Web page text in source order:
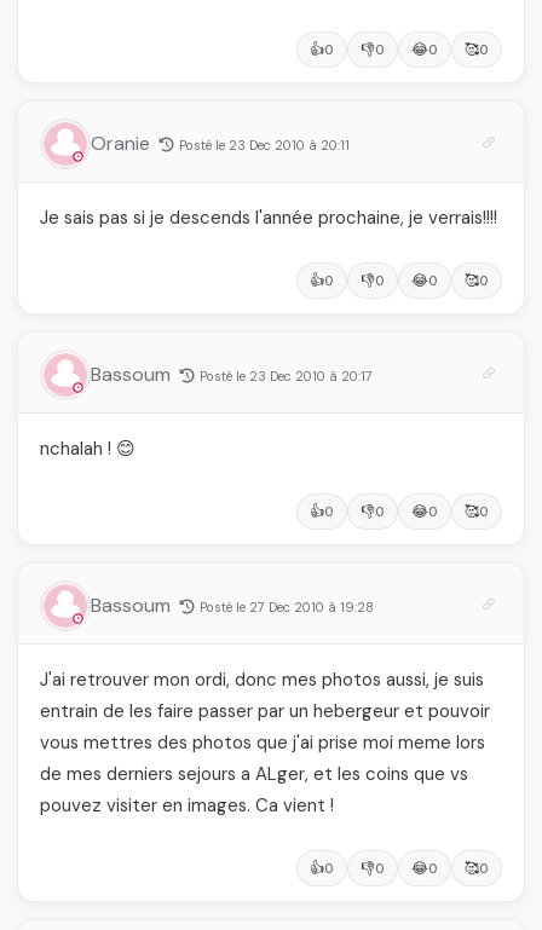
👍0 👎0 😂0 🥰0
Oranie Posté le 23 Dec 2010 à 20:11
Je sais pas si je descends l'année prochaine, je verrais!!!!
👍0 👎0 😂0 🥰0
Bassoum Posté le 23 Dec 2010 à 20:17
nchalah ! 😊
👍0 👎0 😂0 🥰0
Bassoum Posté le 27 Dec 2010 à 19:28
J'ai retrouver mon ordi, donc mes photos aussi, je suis
entrain de les faire passer par un hebergeur et pouvoir
vous mettres des photos que j'ai prise moi meme lors
de mes derniers sejours a ALger, et les coins que vs
pouvez visiter en images. Ca vient !
👍0 👎0 😂0 🥰0